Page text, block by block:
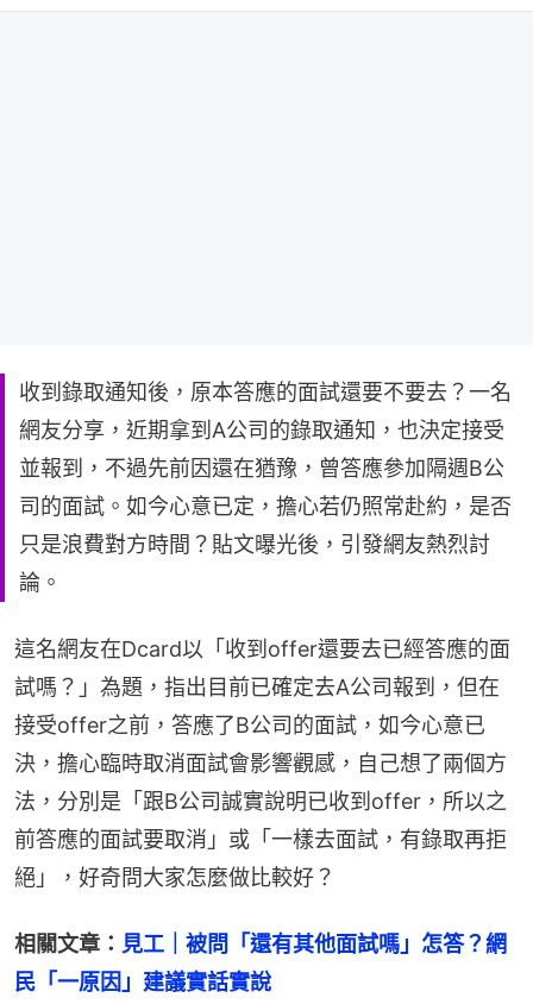
收到錄取通知後，原本答應的面試還要不要去？一名
網友分享，近期拿到A公司的錄取通知，也決定接受
並報到，不過先前因還在猶豫，曾答應參加隔週B公
司的面試。如今心意已定，擔心若仍照常赴約，是否
只是浪費對方時間？貼文曝光後，引發網友熱烈討
論。
這名網友在Dcard以「收到offer還要去已經答應的面
試嗎？」為題，指出目前已確定去A公司報到，但在
接受offer之前，答應了B公司的面試，如今心意已
決，擔心臨時取消面試會影響觀感，自己想了兩個方
法，分別是「跟B公司誠實說明已收到offer，所以之
前答應的面試要取消」或「一樣去面試，有錄取再拒
絕」，好奇問大家怎麼做比較好？
相關文章： 見工｜被問「還有其他面試嗎」怎答？網
民「一原因」建議實話實說